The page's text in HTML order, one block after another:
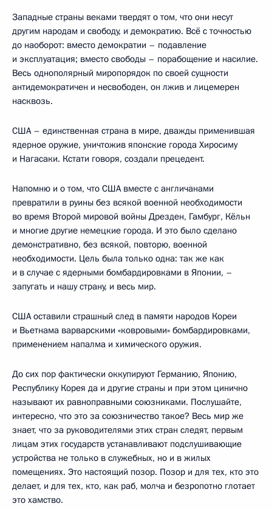
Западные страны веками твердят о том, что они несут
другим народам и свободу, и демократию. Всё с точностью
до наоборот: вместо демократии – подавление
и эксплуатация; вместо свободы – порабощение и насилие.
Весь однополярный миропорядок по своей сущности
антидемократичен и несвободен, он лжив и лицемерен
насквозь.
США – единственная страна в мире, дважды применившая
ядерное оружие, уничтожив японские города Хиросиму
и Нагасаки. Кстати говоря, создали прецедент.
Напомню и о том, что США вместе с англичанами
превратили в руины без всякой военной необходимости
во время Второй мировой войны Дрезден, Гамбург, Кёльн
и многие другие немецкие города. И это было сделано
демонстративно, без всякой, повторю, военной
необходимости. Цель была только одна: так же как
и в случае с ядерными бомбардировками в Японии, –
запугать и нашу страну, и весь мир.
США оставили страшный след в памяти народов Кореи
и Вьетнама варварскими «ковровыми» бомбардировками,
применением напалма и химического оружия.
До сих пор фактически оккупируют Германию, Японию,
Республику Корея да и другие страны и при этом цинично
называют их равноправными союзниками. Послушайте,
интересно, что это за союзничество такое? Весь мир же
знает, что за руководителями этих стран следят, первым
лицам этих государств устанавливают подслушивающие
устройства не только в служебных, но и в жилых
помещениях. Это настоящий позор. Позор и для тех, кто это
делает, и для тех, кто, как раб, молча и безропотно глотает
это хамство.